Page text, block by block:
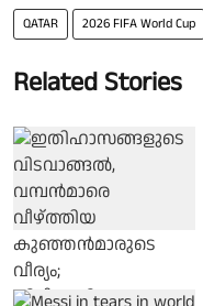
QATAR 2026 FIFA World Cup
Related Stories